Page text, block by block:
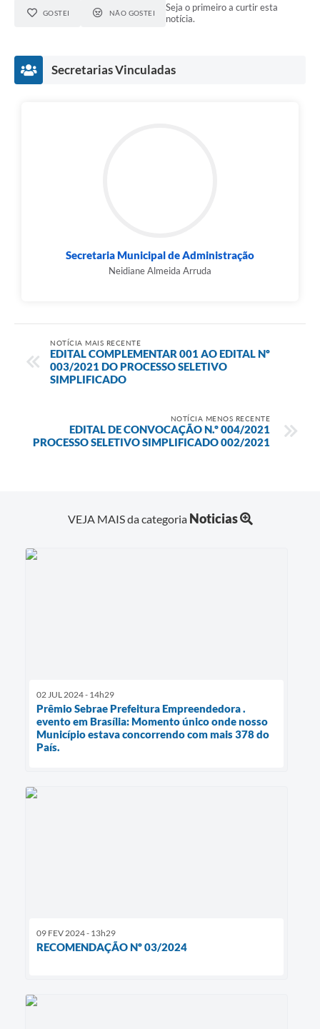
GOSTEI NÃO GOSTEI
Seja o primeiro a curtir esta
notícia.
Secretarias Vinculadas
Secretaria Municipal de Administração
Neidiane Almeida Arruda
NOTÍCIA MAIS RECENTE
EDITAL COMPLEMENTAR 001 AO EDITAL Nº
003/2021 DO PROCESSO SELETIVO
SIMPLIFICADO
NOTÍCIA MENOS RECENTE
EDITAL DE CONVOCAÇÃO N.º 004/2021
PROCESSO SELETIVO SIMPLIFICADO 002/2021
VEJA MAIS da categoria Noticias
02 JUL 2024 - 14h29
Prêmio Sebrae Prefeitura Empreendedora .
evento em Brasília: Momento único onde nosso
Município estava concorrendo com mais 378 do
País.
09 FEV 2024 - 13h29
RECOMENDAÇÃO Nº 03/2024